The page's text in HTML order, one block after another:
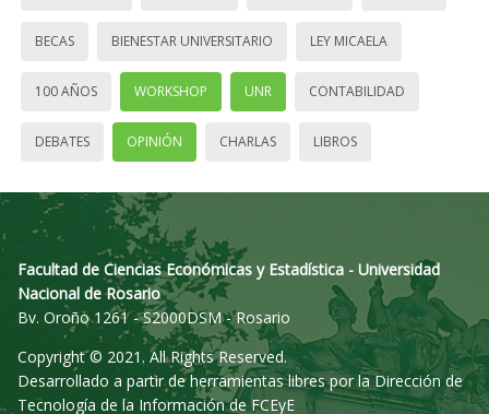
BECAS BIENESTAR UNIVERSITARIO LEY MICAELA
100 AÑOS WORKSHOP UNR CONTABILIDAD
DEBATES OPINIÓN CHARLAS LIBROS
Facultad de Ciencias Económicas y Estadística - Universidad
Nacional de Rosario
Bv. Oroño 1261 - S2000DSM - Rosario
Copyright © 2021. All Rights Reserved.
Desarrollado a partir de herramientas libres por la Dirección de
Tecnología de la Información de FCEyE